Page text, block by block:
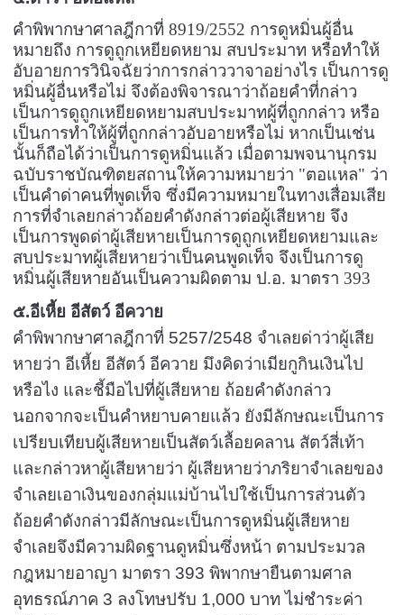
คำพิพากษาศาลฎีกาที่ 8919/2552 การดูหมิ่นผู้อื่น
หมายถึง การดูถูกเหยียดหยาม สบประมาท หรือทำให้
อับอายการวินิจฉัยว่าการกล่าววาจาอย่างไร เป็นการดู
หมิ่นผู้อื่นหรือไม่ จึงต้องพิจารณาว่าถ้อยคำที่กล่าว
เป็นการดูถูกเหยียดหยามสบประมาทผู้ที่ถูกกล่าว หรือ
เป็นการทำให้ผู้ที่ถูกกล่าวอับอายหรือไม่ หากเป็นเช่น
นั้นก็ถือได้ว่าเป็นการดูหมิ่นแล้ว เมื่อตามพจนานุกรม
ฉบับราชบัณฑิตยสถานให้ความหมายว่า "ตอแหล" ว่า
เป็นคำด่าคนที่พูดเท็จ ซึ่งมีความหมายในทางเสื่อมเสีย
การที่จำเลยกล่าวถ้อยคำดังกล่าวต่อผู้เสียหาย จึง
เป็นการพูดด่าผู้เสียหายเป็นการดูถูกเหยียดหยามและ
สบประมาทผู้เสียหายว่าเป็นคนพูดเท็จ จึงเป็นการดู
หมิ่นผู้เสียหายอันเป็นความผิดตาม ป.อ. มาตรา 393
๕.อีเหี้ย อีสัตว์ อีควาย
คำพิพากษาศาลฎีกาที่ 5257/2548 จำเลยด่าว่าผู้เสีย
หายว่า อีเหี้ย อีสัตว์ อีควาย มึงคิดว่าเมียกูกินเงินไป
หรือไง และชี้มือไปที่ผู้เสียหาย ถ้อยคำดังกล่าว
นอกจากจะเป็นคำหยาบคายแล้ว ยังมีลักษณะเป็นการ
เปรียบเทียบผู้เสียหายเป็นสัตว์เลื้อยคลาน สัตว์สี่เท้า
และกล่าวหาผู้เสียหายว่า ผู้เสียหายว่าภริยาจำเลยของ
จำเลยเอาเงินของกลุ่มแม่บ้านไปใช้เป็นการส่วนตัว
ถ้อยคำดังกล่าวมีลักษณะเป็นการดูหมิ่นผู้เสียหาย
จำเลยจึงมีความผิดฐานดูหมิ่นซึ่งหน้า ตามประมวล
กฎหมายอาญา มาตรา 393พิพากษายืนตามศาล
อุทธรณ์ภาค 3 ลงโทษปรับ 1,000บาท ไม่ชำระค่า